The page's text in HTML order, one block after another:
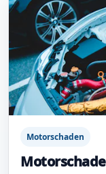
Motorschaden